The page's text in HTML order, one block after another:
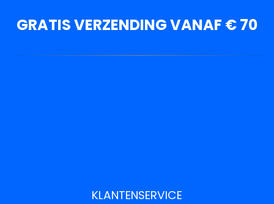
GRATIS VERZENDING VANAF € 70
KLANTENSERVICE